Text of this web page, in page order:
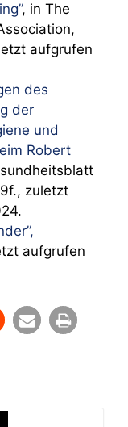
, in The
aufgrufen
des
der
und
Robert
zuletzt
aufgrufen